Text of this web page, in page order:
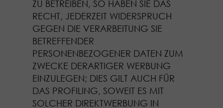
ZU BETREIBEN, SO HABEN SIE DAS
RECHT, JEDERZEIT WIDERSPRUCH
GEGEN DIE VERARBEITUNG SIE
BETREFFENDER
PERSONENBEZOGENER DATEN ZUM
ZWECKE DERARTIGER WERBUNG
EINZULEGEN; DIES GILT AUCH FÜR
DAS PROFILING, SOWEIT ES MIT
SOLCHER DIREKTWERBUNG IN